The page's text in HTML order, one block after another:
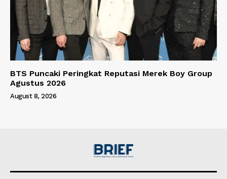
BTS Puncaki Peringkat Reputasi Merek Boy Group
Agustus 2026
August 8, 2026